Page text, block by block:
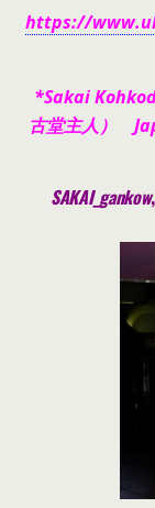
https://
*Sakai
古堂主人）
SAKAI_gankow